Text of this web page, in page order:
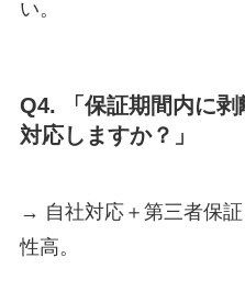
い。
Q4. 「保証期間内に
対応しますか？」
→ 自社対応＋第三者保
性高。